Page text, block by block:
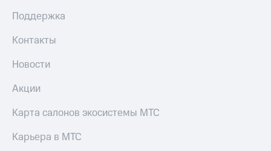
Поддержка
Контакты
Новости
Акции
Карта салонов экосистемы МТС
Карьера в МТС